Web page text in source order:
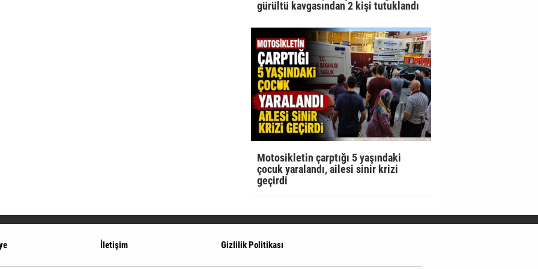
gürültü kavgasından 2 kişi tutuklandı
Motosikletin çarptığı 5 yaşındaki
çocuk yaralandı, ailesi sinir krizi
geçirdi
İletişim Gizlilik Politikası